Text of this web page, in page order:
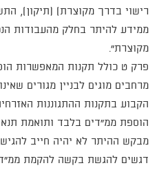
ממידע להיתר בחלק מהעבודות
מקוצרת".​
פרק ט כולל תקנות המאפשרות
מרחבים מוגים לבניין מגורים
הקבוע בתקנות ההתגוננות
הוספת ממ"דים בלבד ותואמת
מבקש ההיתר לא יהיה חייב
דגשים להגשת בקשה להקמת